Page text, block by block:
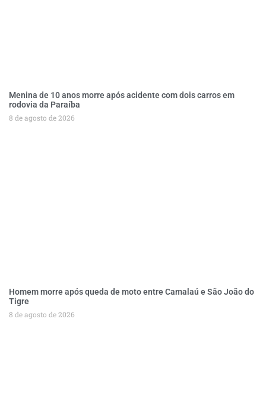
Menina de 10 anos morre após acidente com dois carros em
rodovia da Paraíba
8 de agosto de 2026
Homem morre após queda de moto entre Camalaú e São João do
Tigre
8 de agosto de 2026